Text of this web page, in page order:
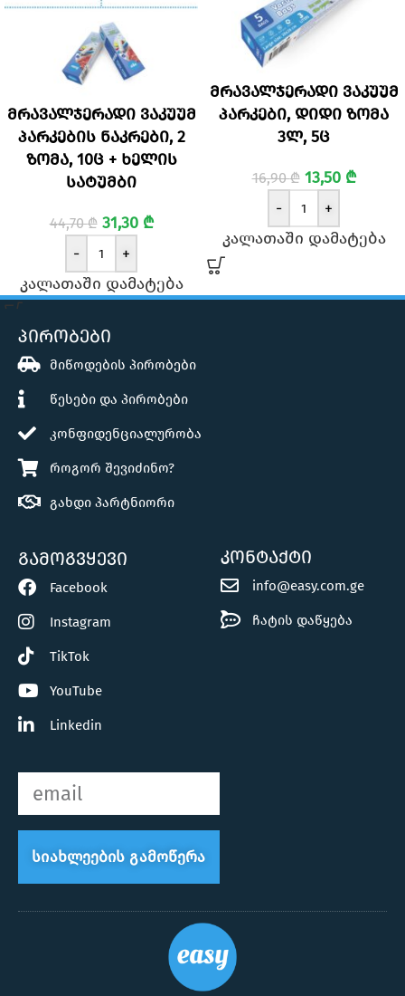
მრავალჯერადი ვაკუუმ
პარკების ნაკრები, 2
ზომა, 10ც + ხელის
სატუმბი
44,70₾ 31,30 ₾
-
+
კალათაში დამატება
მრავალჯერადი ვაკუუმ
პარკები, დიდი ზომა
3ლ, 5ც
16,90₾ 13,50 ₾
-
+
კალათაში დამატება
პირობები
მიწოდების პირობები
წესები და პირობები
კონფიდენციალურობა
როგორ შევიძინო?
გახდი პარტნიორი
გამოგვყევი
Facebook
Instagram
TikTok
YouTube
Linkedin
კონტაქტი
info@easy.com.ge
ჩატის დაწყება
Სიახლეების Გამოწერა